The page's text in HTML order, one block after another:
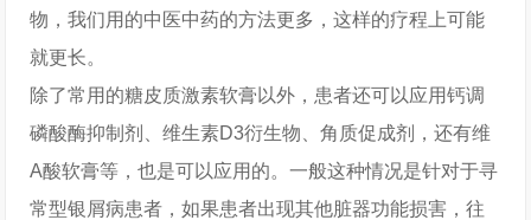
物，我们用的中医中药的方法更多，这样的疗程上可能
就更长。
除了常用的糖皮质激素软膏以外，患者还可以应用钙调
磷酸酶抑制剂、维生素D3衍生物、角质促成剂，还有维
A酸软膏等，也是可以应用的。一般这种情况是针对于寻
常型银屑病患者，如果患者出现其他脏器功能损害，往